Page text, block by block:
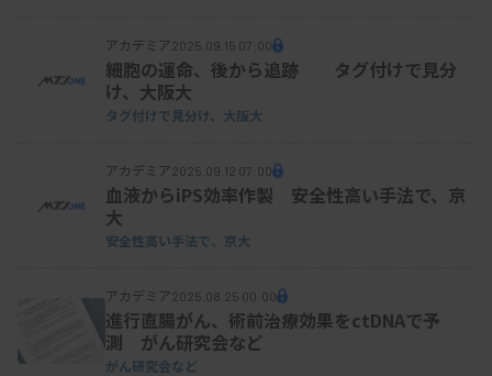
アカデミア 2025.09.15 07:00
細胞の運命、後から追跡 タグ付けで見分
け、大阪大
タグ付けで見分け、大阪大
アカデミア 2025.09.12 07:00
血液からiPS効率作製 安全性高い手法で、京
大
安全性高い手法で、京大
アカデミア 2025.08.25 00:00
進行直腸がん、術前治療効果をctDNAで予
測 がん研究会など
がん研究会など